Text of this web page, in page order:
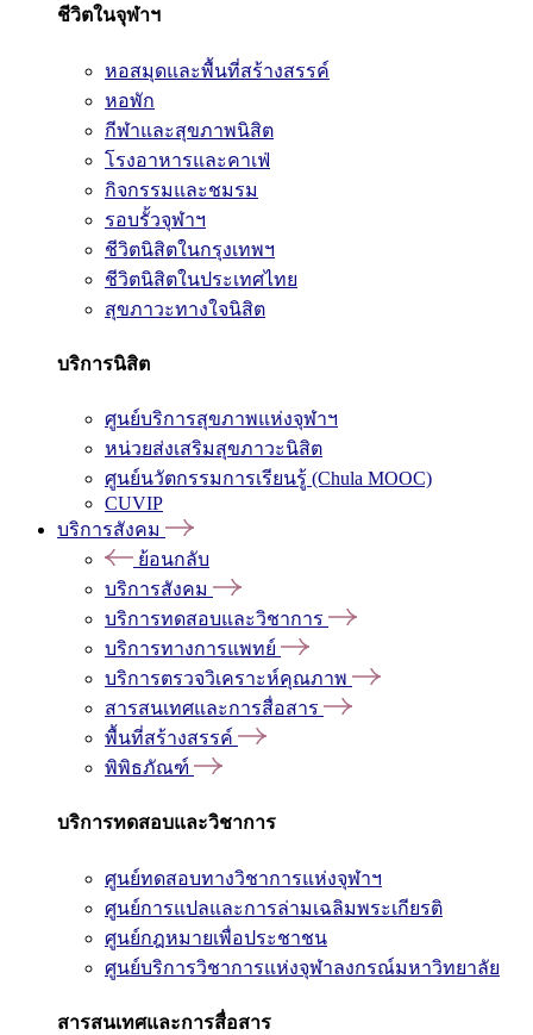
ชีวิตในจุฬาฯ
หอสมุดและพื้นที่สร้างสรรค์
หอพัก
กีฬาและสุขภาพนิสิต
โรงอาหารและคาเฟ่
กิจกรรมและชมรม
รอบรั้วจุฬาฯ
ชีวิตนิสิตในกรุงเทพฯ
ชีวิตนิสิตในประเทศไทย
สุขภาวะทางใจนิสิต
บริการนิสิต
ศูนย์บริการสุขภาพแห่งจุฬาฯ
หน่วยส่งเสริมสุขภาวะนิสิต
ศูนย์นวัตกรรมการเรียนรู้ (Chula MOOC)
CUVIP
บริการสังคม
ย้อนกลับ
บริการสังคม
บริการทดสอบและวิชาการ
บริการทางการแพทย์
บริการตรวจวิเคราะห์คุณภาพ
สารสนเทศและการสื่อสาร
พื้นที่สร้างสรรค์
พิพิธภัณฑ์
บริการทดสอบและวิชาการ
ศูนย์ทดสอบทางวิชาการแห่งจุฬาฯ
ศูนย์การแปลและการล่ามเฉลิมพระเกียรติ
ศูนย์กฎหมายเพื่อประชาชน
ศูนย์บริการวิชาการแห่งจุฬาลงกรณ์มหาวิทยาลัย
สารสนเทศและการสื่อสาร